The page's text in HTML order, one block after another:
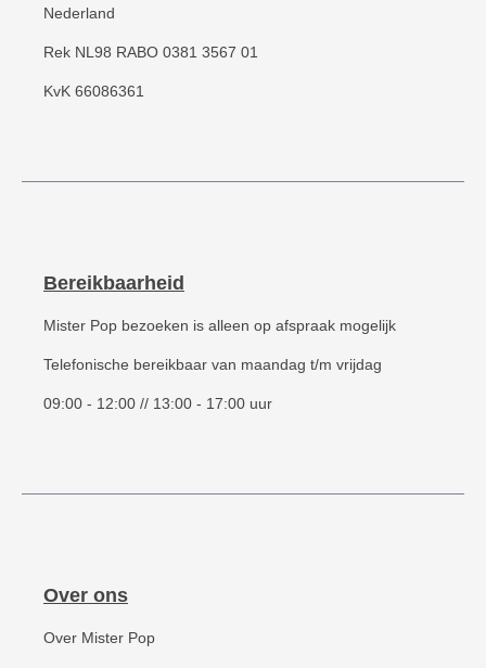
Nederland
Rek NL98 RABO 0381 3567 01
KvK 66086361
Bereikbaarheid
Mister Pop bezoeken is alleen op afspraak mogelijk
Telefonische bereikbaar van maandag t/m vrijdag
09:00 - 12:00 // 13:00 - 17:00 uur
Over ons
Over Mister Pop